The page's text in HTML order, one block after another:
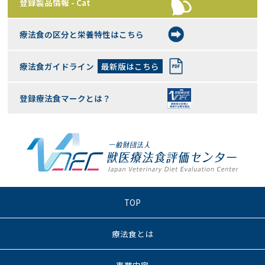
登録製品情報 - Cat
療法食の区分と栄養特性はこちら
療法食ガイドライン 最新版はこちら
登録療法食マークとは？
TOP
療法食とは